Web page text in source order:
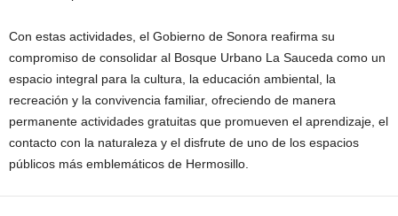
Con estas actividades, el Gobierno de Sonora reafirma su
compromiso de consolidar al Bosque Urbano La Sauceda como un
espacio integral para la cultura, la educación ambiental, la
recreación y la convivencia familiar, ofreciendo de manera
permanente actividades gratuitas que promueven el aprendizaje, el
contacto con la naturaleza y el disfrute de uno de los espacios
públicos más emblemáticos de Hermosillo.